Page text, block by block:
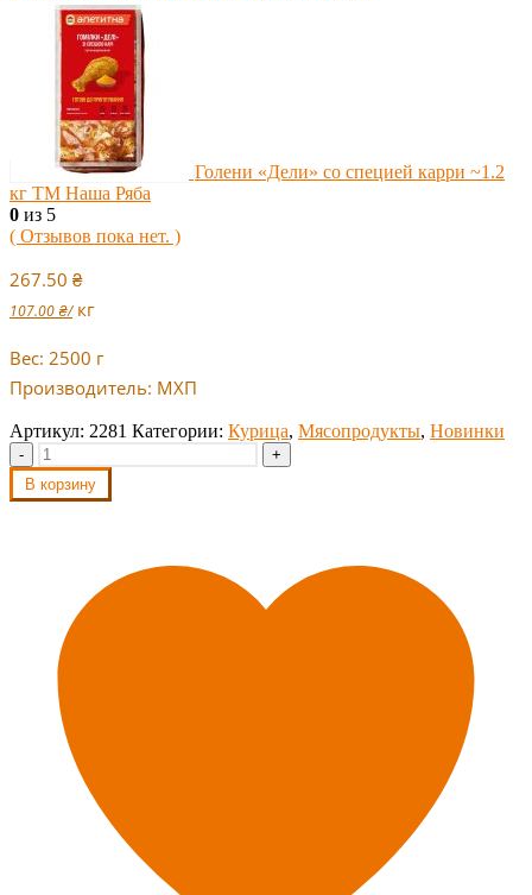
Голени «Дели» со специей карри ~1.2
кг ТМ Наша Ряба
0 из 5
( Отзывов пока нет. )
267.50 ₴
107.00₴/ кг
Вес: 2500 г
Производитель: МХП
Артикул: 2281 Категории: Курица, Мясопродукты, Новинки
-
+
В корзину